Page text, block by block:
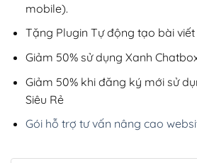
mobile).
Tặng Plugin Tự động tạo bài
Giảm 50% sử dụng Xanh
Giảm 50% khi đăng ký mới sử
Siêu Rẻ
Gói hỗ trợ tư vấn nâng cao